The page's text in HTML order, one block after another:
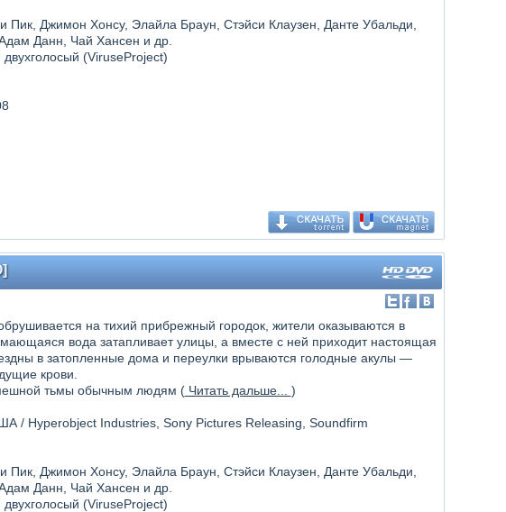
Пик, Джимон Хонсу, Элайла Браун, Стэйси Клаузен, Данте Убальди,
Данн, Чай Хансен и др.
(ViruseProject)
на тихий прибрежный городок, жители оказываются в
вода затапливает улицы, а вместе с ней приходит настоящая
в затопленные дома и переулки врываются голодные акулы —
крови.
тьмы обычным людям (Читать дальше... )
/ Hyperobject Industries, Sony Pictures Releasing, Soundfirm
Пик, Джимон Хонсу, Элайла Браун, Стэйси Клаузен, Данте Убальди,
Данн, Чай Хансен и др.
(ViruseProject)